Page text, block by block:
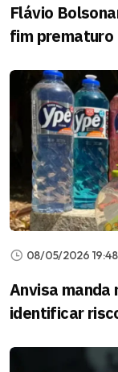
Flávio
fim prematuro
08/05/2026 19:48
Anvisa manda
identificar